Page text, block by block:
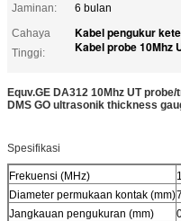
Jaminan:
6 bulan
Cahaya
Tinggi:
Kabel pengukur
Kabel probe 10Mhz
Equv.GE DA312 10Mhz UT
DMS GO ultrasonik thickness
Spesifikasi
Frekuensi (MHz)
Diameter permukaan kontak (mm)
Jangkauan pengukuran (mm)